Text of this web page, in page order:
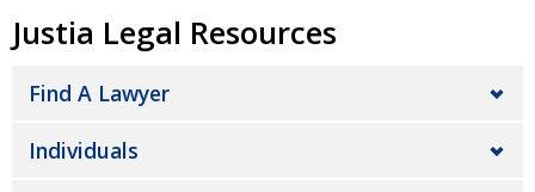
Justia Legal Resources
Find A Lawyer
Individuals